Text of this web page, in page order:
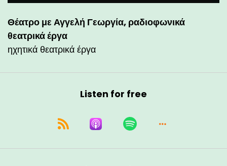
Θέατρο με Αγγελή Γεωργία, ραδιοφωνικά
θεατρικά έργα
ηχητικά θεατρικά έργα
Listen for free